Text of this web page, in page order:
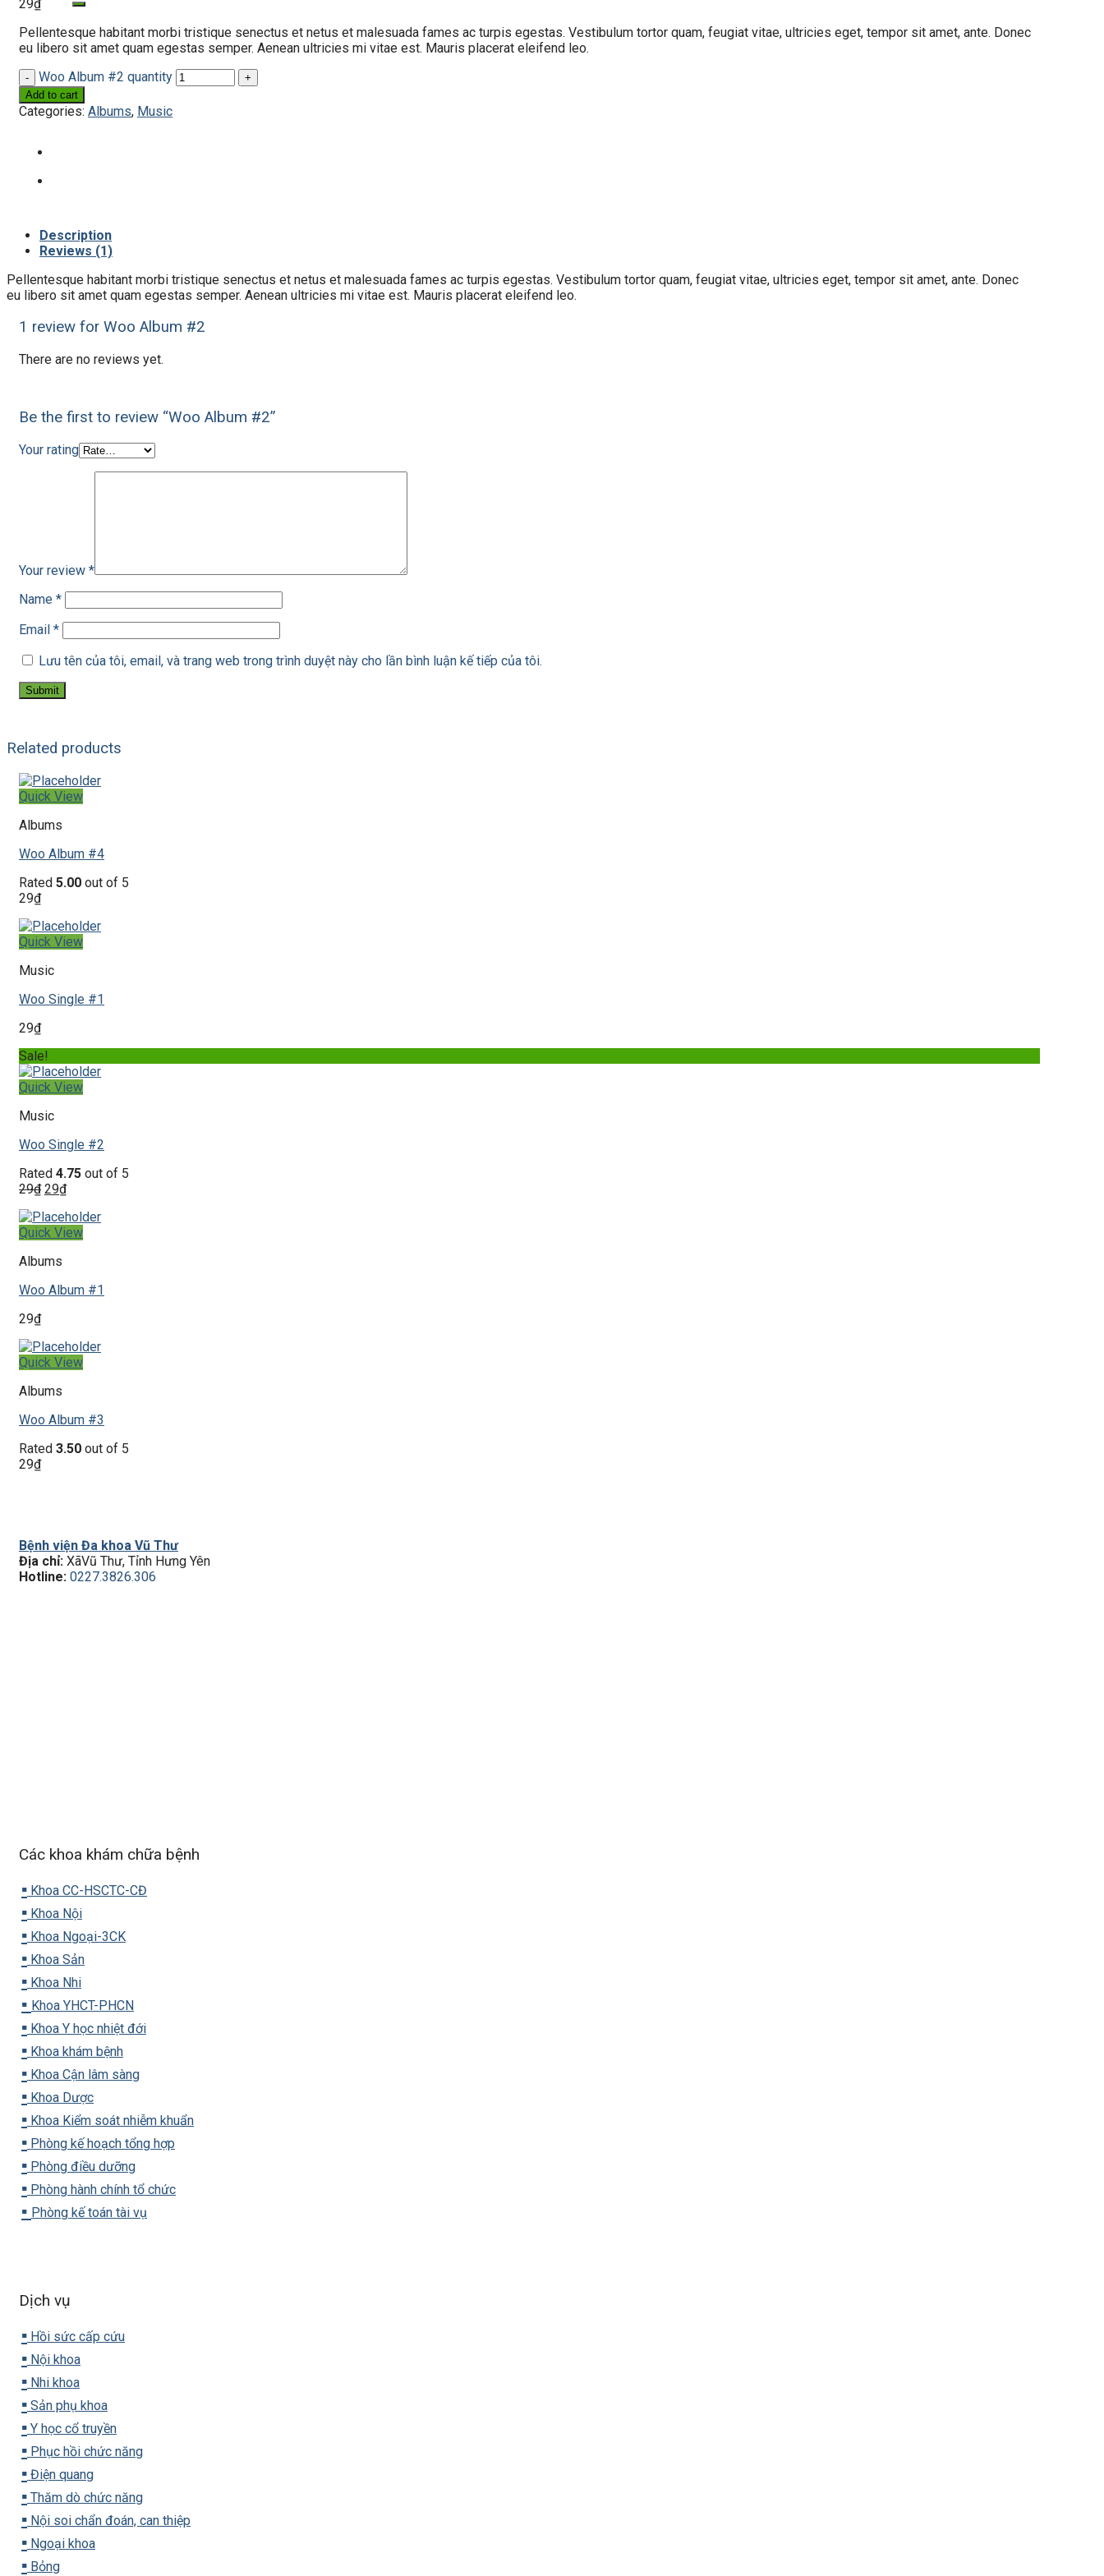
29₫
Pellentesque habitant morbi tristique senectus et netus et malesuada fames ac turpis egestas. Vestibulum tortor quam, feugiat vitae, ultricies eget, tempor sit amet, ante. Donec
eu libero sit amet quam egestas semper. Aenean ultricies mi vitae est. Mauris placerat eleifend leo.
Woo Album #2 quantity
Add to cart
Categories: Albums, Music
Description
Reviews (1)
Pellentesque habitant morbi tristique senectus et netus et malesuada fames ac turpis egestas. Vestibulum tortor quam, feugiat vitae, ultricies eget, tempor sit amet, ante. Donec
eu libero sit amet quam egestas semper. Aenean ultricies mi vitae est. Mauris placerat eleifend leo.
1 review for Woo Album #2
There are no reviews yet.
Be the first to review “Woo Album #2”
Your rating
Your review *
Name *
Email *
Lưu tên của tôi, email, và trang web trong trình duyệt này cho lần bình luận kế tiếp của tôi.
Related products
Quick View
Albums
Woo Album #4
Rated 5.00 out of 5
29₫
Quick View
Music
Woo Single #1
29₫
Sale!
Quick View
Music
Woo Single #2
Rated 4.75 out of 5
29₫ 29₫
Quick View
Albums
Woo Album #1
29₫
Quick View
Albums
Woo Album #3
Rated 3.50 out of 5
29₫
Bệnh viện Đa khoa Vũ Thư
Địa chỉ: XãVũ Thư, Tỉnh Hưng Yên
Hotline: 0227.3826.306
Các khoa khám chữa bệnh
▪️ Khoa CC-HSCTC-CĐ
▪️ Khoa Nội
▪️ Khoa Ngoại-3CK
▪️ Khoa Sản
▪️ Khoa Nhi
▪️ Khoa YHCT-PHCN
▪️ Khoa Y học nhiệt đới
▪️ Khoa khám bệnh
▪️ Khoa Cận lâm sàng
▪️ Khoa Dược
▪️ Khoa Kiểm soát nhiễm khuẩn
▪️ Phòng kế hoạch tổng hợp
▪️ Phòng điều dưỡng
▪️ Phòng hành chính tổ chức
▪️ Phòng kế toán tài vụ
Dịch vụ
▪️ Hồi sức cấp cứu
▪️ Nội khoa
▪️ Nhi khoa
▪️ Sản phụ khoa
▪️ Y học cổ truyền
▪️ Phục hồi chức năng
▪️ Điện quang
▪️ Thăm dò chức năng
▪️ Nội soi chẩn đoán, can thiệp
▪️ Ngoại khoa
▪️ Bỏng